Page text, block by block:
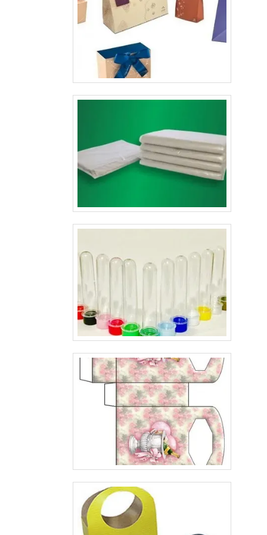
produto. Estes valores podem ser emocionais, mas
reflexos práticos bastante objetivos como:
marca;Sofsticação;Conveniência;Facilidade de uso.Em
palavras, além de proporcionar um ótimo designer para
o item, a impressão de embalagens para cosméticos
ainda promovem funcionalidades, que se tornam
principais informações sobre ele, as embalagens têm a
de atrair o público, pois deixaram de ser apenas um
envoltório e se tornaram parte importante de
como: Itens de higiene pessoal;Maquiagem;Sabonete
para cabelo.Ou seja, as embalagens possuem
especiais, e não é para menos. Seu valor na decisão de
extremamente importante.Ao possuir interesse em
a impressão de embalagens para cosméticos
imprescindível contar com uma empresa séria, que já
atuando no mercado há algum tempo, pesquise as
dê uma identificação perfeita para o seu produto..